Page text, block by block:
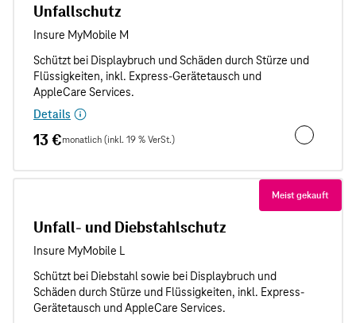
Unfallschutz
Details
13 €monatlich (inkl. 19 % VerSt.)
Meist gekauft
Unfall- und Diebstahlschutz